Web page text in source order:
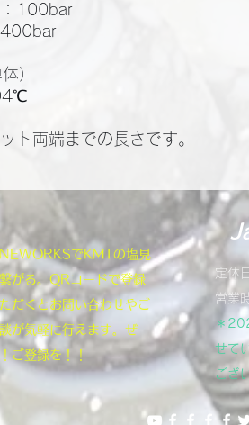
：100bar
400bar
）
ト両端までの長さです。
でKMTの塩見
がる。QRコードで登録
だくとお問い合わせやご
が気軽に行えます。ぜ
ご登録を！！
定休
営業
＊
せて
ござ